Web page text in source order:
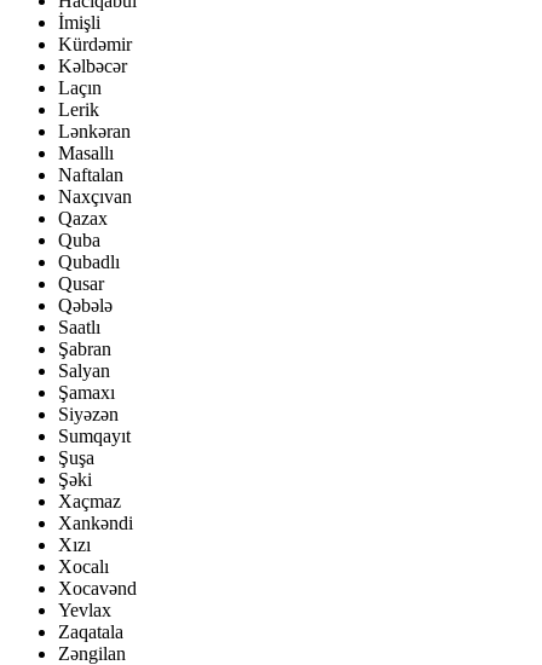
İmişli
Kürdəmir
Kəlbəcər
Laçın
Lerik
Lənkəran
Masallı
Naftalan
Naxçıvan
Qazax
Quba
Qubadlı
Qusar
Qəbələ
Saatlı
Şabran
Salyan
Şamaxı
Siyəzən
Sumqayıt
Şuşa
Şəki
Xaçmaz
Xankəndi
Xızı
Xocalı
Xocavənd
Yevlax
Zaqatala
Zəngilan